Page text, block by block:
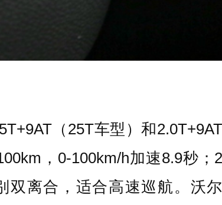
（25T车型）和
，0-100km/h加速8.9秒
双离合，适合高速巡航。沃